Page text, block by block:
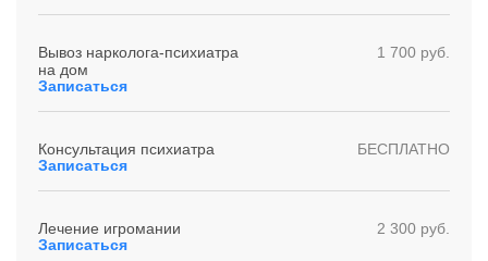
Вывоз нарколога-психиатра
на дом
1 700 руб.
Записаться
Консультация психиатра
БЕСПЛАТНО
Записаться
Лечение игромании
2 300 руб.
Записаться